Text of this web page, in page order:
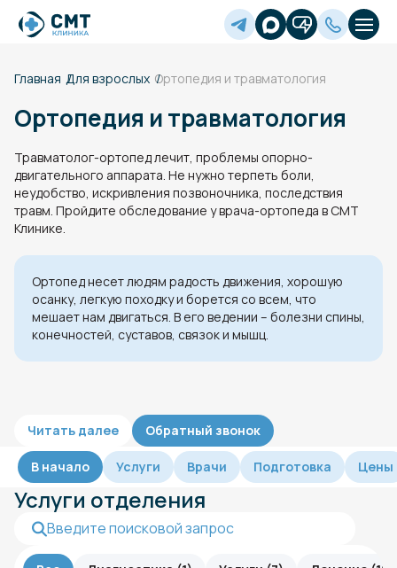
Главная Для взрослых Ортопедия и травматология
Ортопедия и травматология
Травматолог-ортопед лечит, проблемы опорно-
двигательного аппарата. Не нужно терпеть боли,
неудобство, искривления позвоночника, последствия
травм. Пройдите обследование у врача-ортопеда в СМТ
Клинике.
Ортопед несет людям радость движения, хорошую
осанку, легкую походку и борется со всем, что
мешает нам двигаться. В его ведении – болезни спины,
конечностей, суставов, связок и мышц.
Читать далее Обратный звонок
В начало Услуги Врачи Подготовка Цены
Услуги отделения